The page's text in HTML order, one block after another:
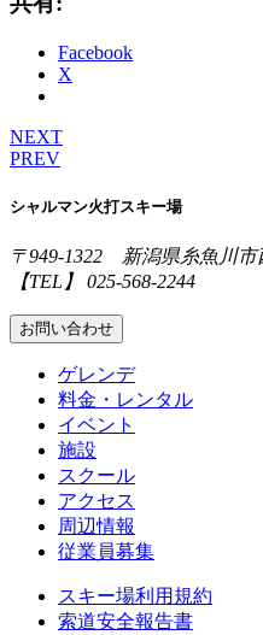
Facebook
X
NEXT
PREV
シャルマン火打スキー場
〒949-1322 新潟県糸魚川市
【TEL】 025-568-2244
お問い合わせ
ゲレンデ
料金・レンタル
イベント
施設
スクール
アクセス
周辺情報
従業員募集
スキー場利用規約
索道安全報告書